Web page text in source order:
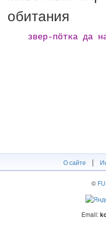
обитания
звер-пӧтка да
О сайте |
©
Email: